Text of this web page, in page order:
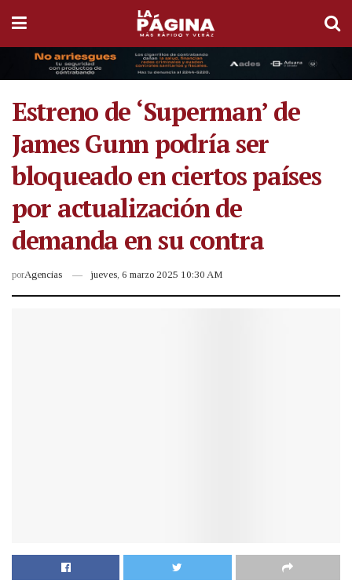
Estreno de ‘Superman’ de
James Gunn podría ser
bloqueado en ciertos países
por actualización de
demanda en su contra
porAgencias jueves, 6 marzo 2025 10:30 AM